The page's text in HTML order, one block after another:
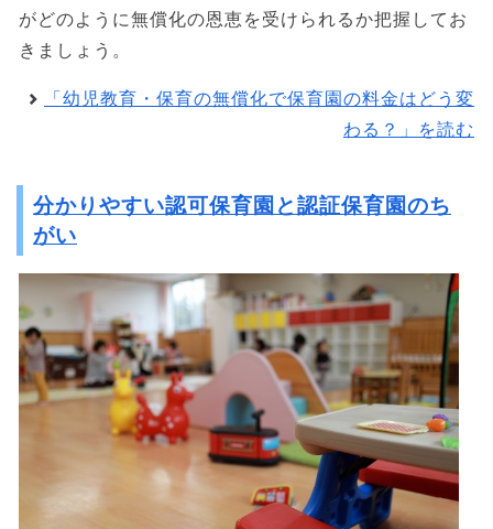
がどのように無償化の恩恵を受けられるか把握してお
きましょう。
「幼児教育・保育の無償化で保育園の料金はどう変
わる？」を読む
分かりやすい認可保育園と認証保育園のち
がい